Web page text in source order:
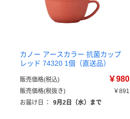
カノー アースカラー 抗菌カップ
レッド 74320 1個（直送品）
販売価格(税込) ￥980
販売価格(税抜き)
￥891
お届け日
： 9月2日（水）まで